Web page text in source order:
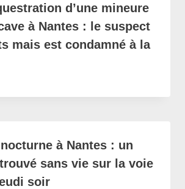
d’une mineure
à Nantes : le suspect
mais est condamné à la
à Nantes : un
sans vie sur la voie
soir